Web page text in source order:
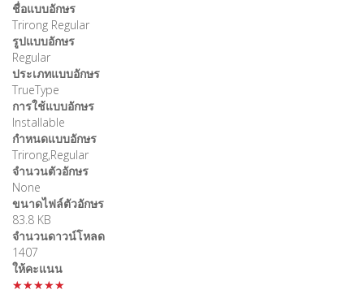
ชื่อแบบอักษร
Trirong Regular
รูปแบบอักษร
Regular
ประเภทแบบอักษร
TrueType
การใช้แบบอักษร
Installable
กำหนดแบบอักษร
Trirong,Regular
จำนวนตัวอักษร
None
ขนาดไฟล์ตัวอักษร
83.8 KB
จำนวนดาวน์โหลด
1407
ให้คะแนน
★★★★★